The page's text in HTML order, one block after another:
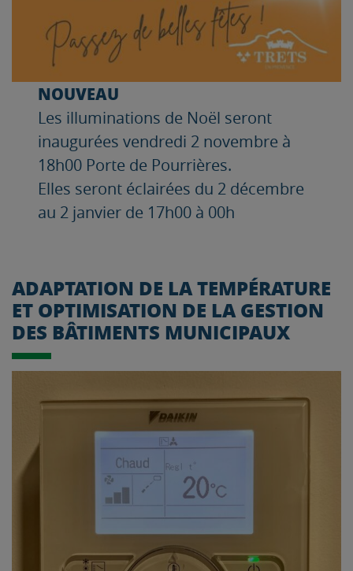
NOUVEAU
Les illuminations de Noël seront
inaugurées vendredi 2 novembre à
18h00 Porte de Pourrières.
Elles seront éclairées du 2 décembre
au 2 janvier de 17h00 à 00h
ADAPTATION DE LA TEMPÉRATURE
ET OPTIMISATION DE LA GESTION
DES BÂTIMENTS MUNICIPAUX